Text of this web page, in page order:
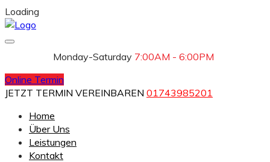
Loading
Monday-Saturday 7:00AM - 6:00PM
Online Termin
JETZT TERMIN VEREINBAREN 01743985201
Home
Über Uns
Leistungen
Kontakt